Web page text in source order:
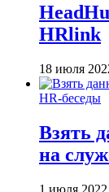
HRlink
18 июля
HR-беседы
Взять
на
1 июля 2022